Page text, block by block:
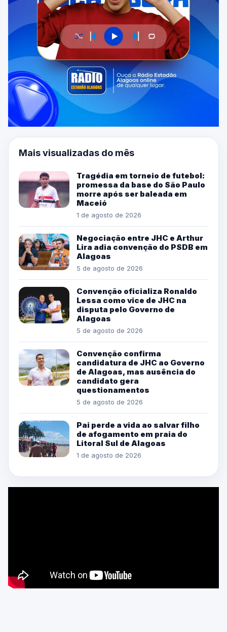
Mais visualizadas do mês
Tragédia em torneio de futebol:
promessa da base do São Paulo
morre após ser baleada em
Maceió
1 de agosto de 2026
Negociação entre JHC e Arthur
Lira adia convenção do PSDB em
Alagoas
5 de agosto de 2026
Convenção oficializa Ronaldo
Lessa como vice de JHC na
disputa pelo Governo de
Alagoas
5 de agosto de 2026
Convenção confirma
candidatura de JHC ao Governo
de Alagoas, mas ausência do
candidato gera
questionamentos
5 de agosto de 2026
Pai perde a vida ao salvar filho
de afogamento em praia do
Litoral Sul de Alagoas
1 de agosto de 2026